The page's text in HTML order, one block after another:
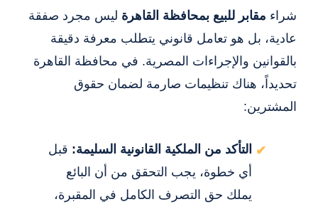
شراء مقابر للبيع بمحافظة القاهرة ليس مجرد صفقة
عادية، بل هو تعامل قانوني يتطلب معرفة دقيقة
بالقوانين والإجراءات المصرية. في محافظة القاهرة
تحديداً، هناك تنظيمات صارمة لضمان حقوق
المشترين:
التأكد من الملكية القانونية السليمة: قبل
أي خطوة، يجب التحقق من أن البائع
يملك حق التصرف الكامل في المقبرة،